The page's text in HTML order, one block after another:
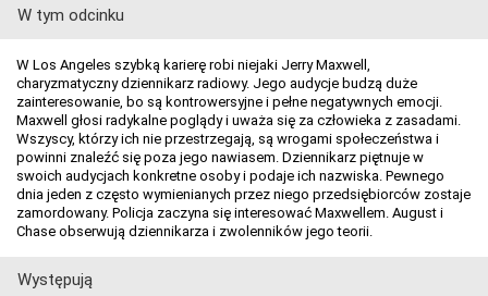
W tym odcinku
W Los Angeles szybką karierę robi niejaki Jerry Maxwell,
charyzmatyczny dziennikarz radiowy. Jego audycje budzą duże
zainteresowanie, bo są kontrowersyjne i pełne negatywnych emocji.
Maxwell głosi radykalne poglądy i uważa się za człowieka z zasadami.
Wszyscy, którzy ich nie przestrzegają, są wrogami społeczeństwa i
powinni znaleźć się poza jego nawiasem. Dziennikarz piętnuje w
swoich audycjach konkretne osoby i podaje ich nazwiska. Pewnego
dnia jeden z często wymienianych przez niego przedsiębiorców zostaje
zamordowany. Policja zaczyna się interesować Maxwellem. August i
Chase obserwują dziennikarza i zwolenników jego teorii.
Występują